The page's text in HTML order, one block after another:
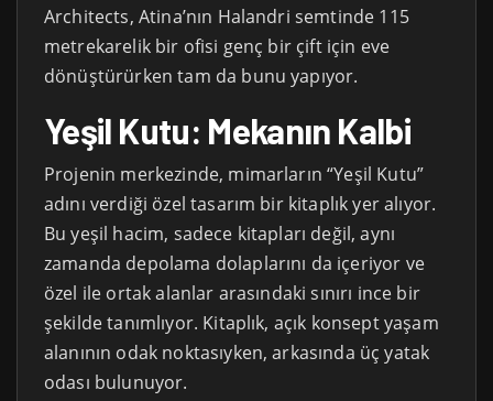
Architects, Atina’nın Halandri semtinde 115
metrekarelik bir ofisi genç bir çift için eve
dönüştürürken tam da bunu yapıyor.
Yeşil Kutu: Mekanın Kalbi
Projenin merkezinde, mimarların “Yeşil Kutu”
adını verdiği özel tasarım bir kitaplık yer alıyor.
Bu yeşil hacim, sadece kitapları değil, aynı
zamanda depolama dolaplarını da içeriyor ve
özel ile ortak alanlar arasındaki sınırı ince bir
şekilde tanımlıyor. Kitaplık, açık konsept yaşam
alanının odak noktasıyken, arkasında üç yatak
odası bulunuyor.